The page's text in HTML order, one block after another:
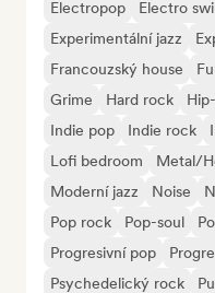
Electropop
Electro
Experimentální jazz
Francouzský house
Grime
Hard rock
Indie pop
Indie rock
Lofi bedroom
Metal/
Moderní jazz
Noise
Pop rock
Pop-soul
Progresivní pop
Psychedelický rock